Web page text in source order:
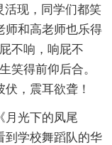
活现，同学们都笑
师和高老师也乐得
不响，响屁不
笑得前仰后合。
，震耳欲聋！
光下的凤尾
到学校舞蹈队的华